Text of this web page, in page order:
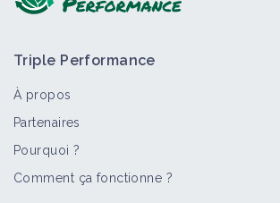
Triple Performance
À propos
Partenaires
Pourquoi ?
Comment ça fonctionne ?